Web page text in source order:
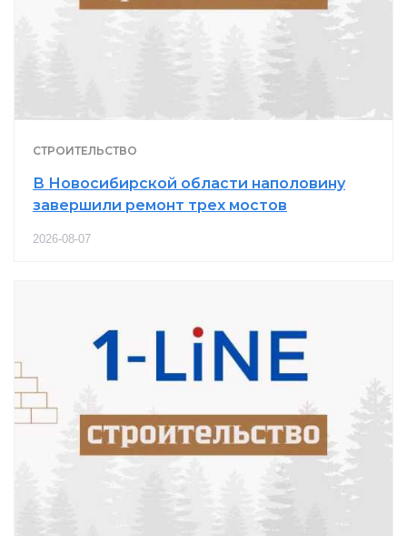
СТРОИТЕЛЬСТВО
В Новосибирской области наполовину
завершили ремонт трех мостов
2026-08-07